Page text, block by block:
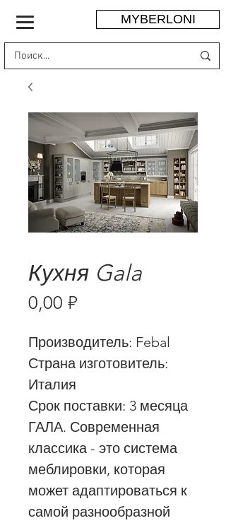
MYBERLONI
Кухня Gala
0,00 ₽
Производитель: Febal
Страна изготовитель:
Италия
Срок поставки: 3 месяца
ГАЛА. Современная
классика - это система
меблировки, которая
может адаптироваться к
самой разнообразной